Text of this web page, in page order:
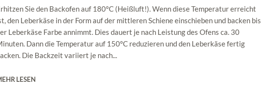
Sie den Backofen auf 180°C (Heißluft!). Wenn diese Temperatur erreicht
den Leberkäse in der Form auf der mittleren Schiene einschieben und backen bis
Leberkäse Farbe annimmt. Dies dauert je nach Leistung des Ofens ca. 30
Dann die Temperatur auf 150°C reduzieren und den Leberkäse fertig
Die Backzeit variiert je nach...
LESEN